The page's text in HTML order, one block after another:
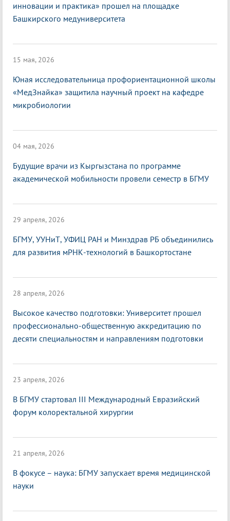
инновации и практика» прошел на площадке
Башкирского медуниверситета
15 мая, 2026
Юная исследовательница профориентационной школы
«МедЗнайка» защитила научный проект на кафедре
микробиологии
04 мая, 2026
Будущие врачи из Кыргызстана по программе
академической мобильности провели семестр в БГМУ
29 апреля, 2026
БГМУ, УУНиТ, УФИЦ РАН и Минздрав РБ объединились
для развития мРНК-технологий в Башкортостане
28 апреля, 2026
Высокое качество подготовки: Университет прошел
профессионально-общественную аккредитацию по
десяти специальностям и направлениям подготовки
23 апреля, 2026
В БГМУ стартовал III Международный Евразийский
форум колоректальной хирургии
21 апреля, 2026
В фокусе – наука: БГМУ запускает время медицинской
науки